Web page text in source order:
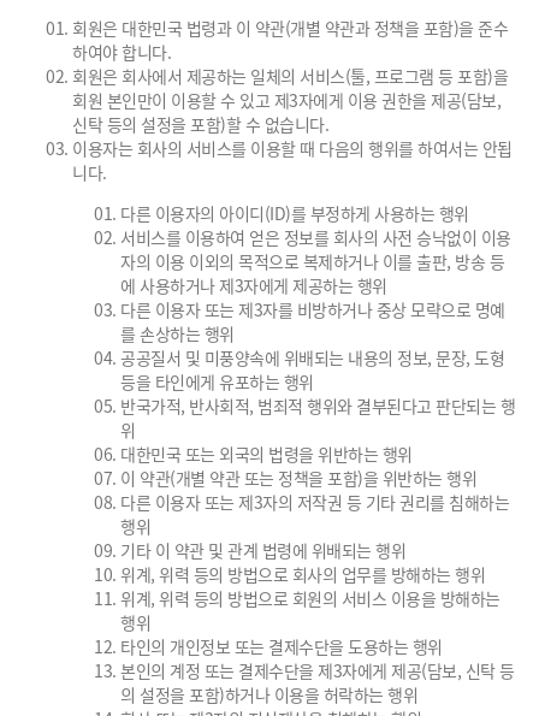
회원은 대한민국 법령과 이 약관(개별 약관과 정책을 포함)을 준수
하여야 합니다.
회원은 회사에서 제공하는 일체의 서비스(툴, 프로그램 등 포함)을
회원 본인만이 이용할 수 있고 제3자에게 이용 권한을 제공(담보,
신탁 등의 설정을 포함)할 수 없습니다.
이용자는 회사의 서비스를 이용할 때 다음의 행위를 하여서는 안됩
니다.
다른 이용자의 아이디(ID)를 부정하게 사용하는 행위
서비스를 이용하여 얻은 정보를 회사의 사전 승낙없이 이용
자의 이용 이외의 목적으로 복제하거나 이를 출판, 방송 등
에 사용하거나 제3자에게 제공하는 행위
다른 이용자 또는 제3자를 비방하거나 중상 모략으로 명예
를 손상하는 행위
공공질서 및 미풍양속에 위배되는 내용의 정보, 문장, 도형
등을 타인에게 유포하는 행위
반국가적, 반사회적, 범죄적 행위와 결부된다고 판단되는 행
위
대한민국 또는 외국의 법령을 위반하는 행위
이 약관(개별 약관 또는 정책을 포함)을 위반하는 행위
다른 이용자 또는 제3자의 저작권 등 기타 권리를 침해하는
행위
기타 이 약관 및 관계 법령에 위배되는 행위
위계, 위력 등의 방법으로 회사의 업무를 방해하는 행위
위계, 위력 등의 방법으로 회원의 서비스 이용을 방해하는
행위
타인의 개인정보 또는 결제수단을 도용하는 행위
본인의 계정 또는 결제수단을 제3자에게 제공(담보, 신탁 등
의 설정을 포함)하거나 이용을 허락하는 행위